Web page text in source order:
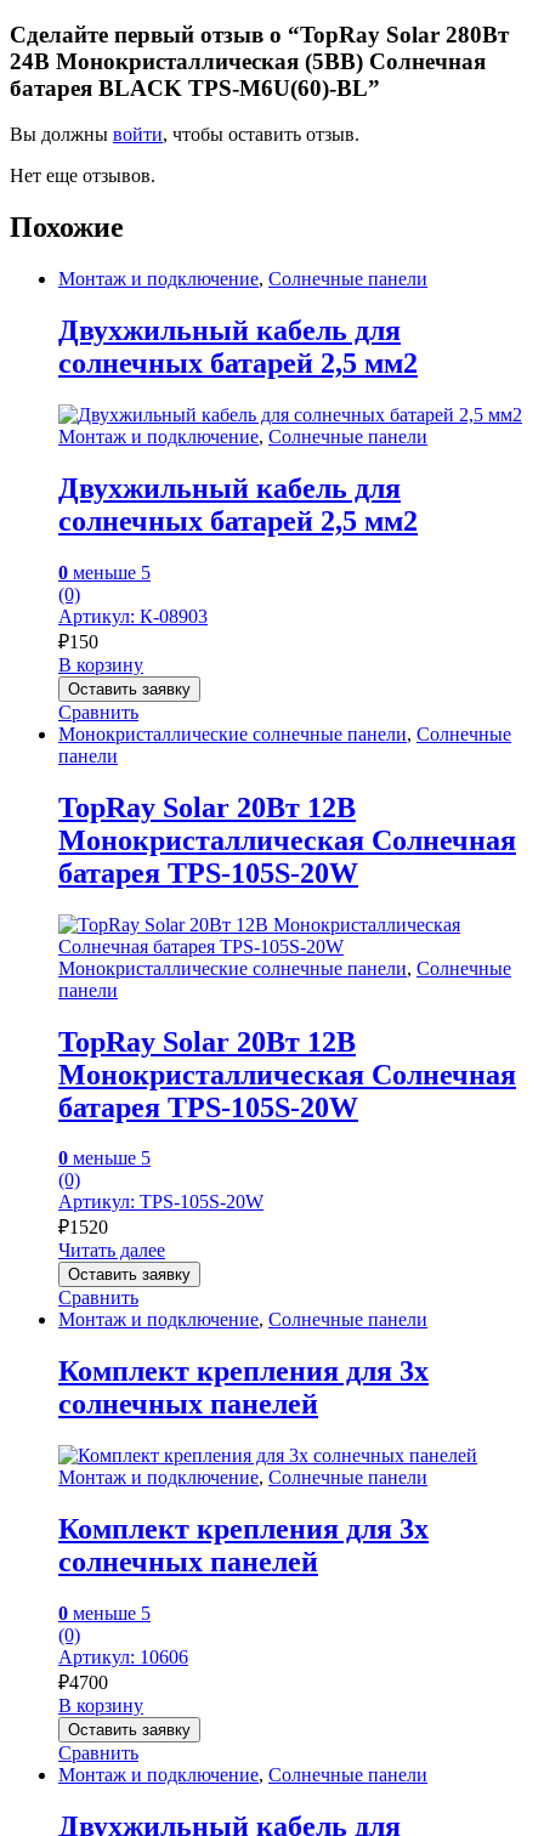
Сделайте первый отзыв о “TopRay Solar 280Вт
24В Монокристаллическая (5BB) Солнечная
батарея BLACK TPS-M6U(60)-BL”
Вы должны войти, чтобы оставить отзыв.
Нет еще отзывов.
Похожие
Монтаж и подключение, Солнечные панели
Двухжильный кабель для
солнечных батарей 2,5 мм2
Монтаж и подключение, Солнечные панели
Двухжильный кабель для
солнечных батарей 2,5 мм2
0 меньше 5
(0)
Артикул: К-08903
₽150
В корзину
Оставить заявку
Сравнить
Монокристаллические солнечные панели, Солнечные
панели
TopRay Solar 20Вт 12В
Монокристаллическая Солнечная
батарея TPS-105S-20W
Монокристаллические солнечные панели, Солнечные
панели
TopRay Solar 20Вт 12В
Монокристаллическая Солнечная
батарея TPS-105S-20W
0 меньше 5
(0)
Артикул: TPS-105S-20W
₽1520
Читать далее
Оставить заявку
Сравнить
Монтаж и подключение, Солнечные панели
Комплект крепления для 3х
солнечных панелей
Монтаж и подключение, Солнечные панели
Комплект крепления для 3х
солнечных панелей
0 меньше 5
(0)
Артикул: 10606
₽4700
В корзину
Оставить заявку
Сравнить
Монтаж и подключение, Солнечные панели
Двухжильный кабель для